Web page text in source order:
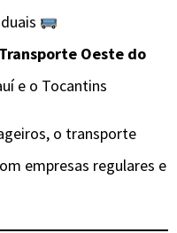
Oeste do
e o Tocantins
o transporte
empresas regulares e